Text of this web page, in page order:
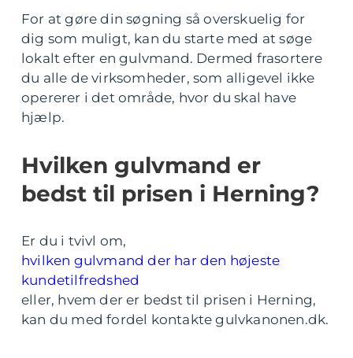
For at gøre din søgning så overskuelig for
dig som muligt, kan du starte med at søge
lokalt efter en gulvmand. Dermed frasortere
du alle de virksomheder, som alligevel ikke
opererer i det område, hvor du skal have
hjælp.
Hvilken gulvmand er
bedst til prisen i Herning?
Er du i tvivl om,
hvilken gulvmand der har den højeste
kundetilfredshed
eller, hvem der er bedst til prisen i Herning,
kan du med fordel kontakte gulvkanonen.dk.